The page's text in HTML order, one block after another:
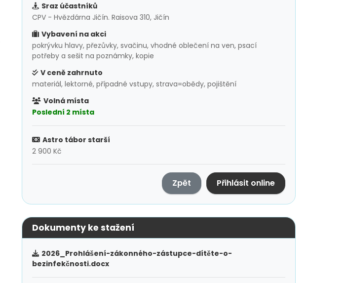
Sraz účastníků
CPV - Hvězdárna Jičín. Raisova 310, Jičín
Vybavení na akci
pokrývku hlavy, přezůvky, svačinu, vhodné oblečení na ven, psací
potřeby a sešit na poznámky, kopie
V ceně zahrnuto
materiál, lektorné, případné vstupy, strava=obědy, pojištění
Volná místa
Poslední 2 místa
Astro tábor starší
2 900 Kč
Přihlásit online
Zpět
Dokumenty ke stažení
2026_Prohlášení-zákonného-zástupce-dítěte-o-
bezinfekčnosti.docx